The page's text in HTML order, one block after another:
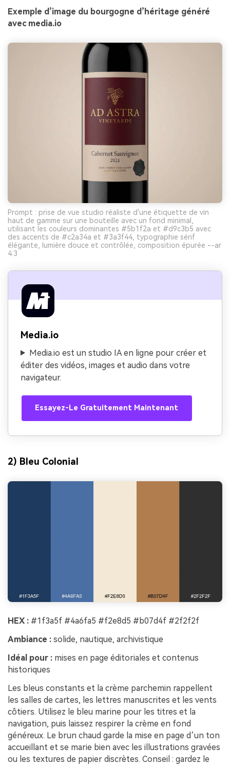
Exemple d’image du bourgogne d’héritage généré
avec media.io
Prompt : prise de vue studio réaliste d'une étiquette de vin
haut de gamme sur une bouteille avec un fond minimal,
utilisant les couleurs dominantes #5b1f2a et #d9c3b5 avec
des accents de #c2a34a et #3a3f44, typographie sérif
élégante, lumière douce et contrôlée, composition épurée --ar
4:3
Media.io
Media.io est un studio IA en ligne pour créer et
éditer des vidéos, images et audio dans votre
navigateur.
Essayez-Le Gratuitement Maintenant
2) Bleu Colonial
HEX : #1f3a5f #4a6fa5 #f2e8d5 #b07d4f #2f2f2f
Ambiance : solide, nautique, archivistique
Idéal pour : mises en page éditoriales et contenus
historiques
Les bleus constants et la crème parchemin rappellent
les salles de cartes, les lettres manuscrites et les vents
côtiers. Utilisez le bleu marine pour les titres et la
navigation, puis laissez respirer la crème en fond
généreux. Le brun chaud garde la mise en page d’un ton
accueillant et se marie bien avec les illustrations gravées
ou les textures de papier discrètes. Conseil : gardez le